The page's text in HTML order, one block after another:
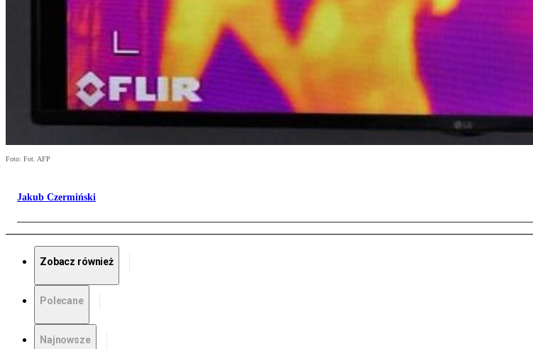
Foto: Fot. AFP
Jakub Czermiński
Zobacz również
Polecane
Najnowsze